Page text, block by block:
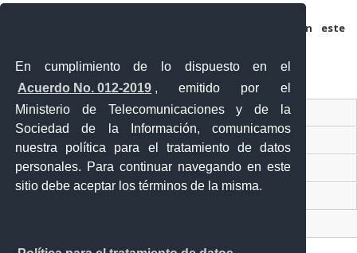
En cumplimiento de lo dispuesto en el
Acuerdo No. 012-2019 , emitido por el
Ministerio de Telecomunicaciones y de la
Sociedad de la Información, comunicamos
nuestra política para el tratamiento de datos
personales. Para continuar navegando en este
sitio debe aceptar los términos de la misma.
Guarda mi nombre, correo electrónico y web en este
Ventanilla Única Virtual
Ventanilla Única de Comercio Exterior
Gobierno Abierto